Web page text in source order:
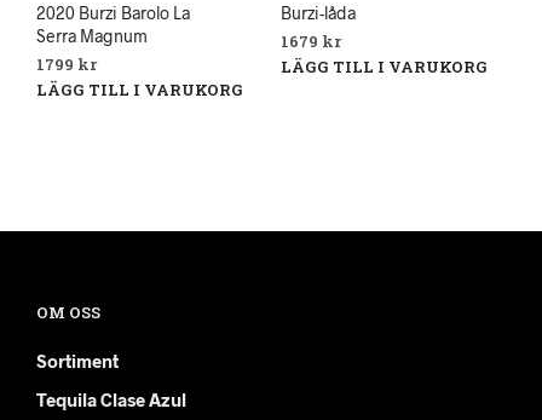
2020 Burzi Barolo La
Serra Magnum
1799 kr
LÄGG TILL I VARUKORG
Burzi-låda
1679 kr
LÄGG TILL I VARUKORG
OM OSS
Sortiment
Tequila Clase Azul